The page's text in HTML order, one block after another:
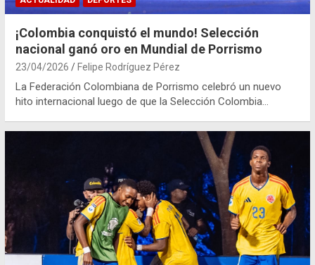
¡Colombia conquistó el mundo! Selección
nacional ganó oro en Mundial de Porrismo
23/04/2026 Felipe Rodríguez Pérez
La Federación Colombiana de Porrismo celebró un nuevo
hito internacional luego de que la Selección Colombia…